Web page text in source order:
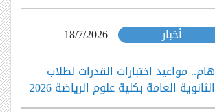
أخبار
18/7/2026
هام.. مواعيد اختبارات القدرات لطلاب
الثانوية العامة بكلية علوم الرياضة 2026